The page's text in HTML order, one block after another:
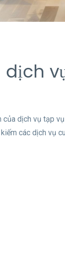
dịch
dịch vụ tạp
các dịch vụ